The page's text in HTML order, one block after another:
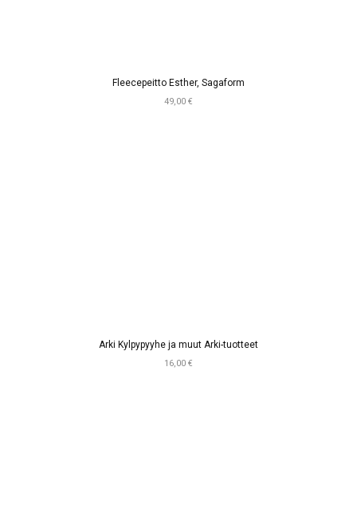
Fleecepeitto Esther, Sagaform
49,00 €
Arki Kylpypyyhe ja muut Arki-tuotteet
16,00 €